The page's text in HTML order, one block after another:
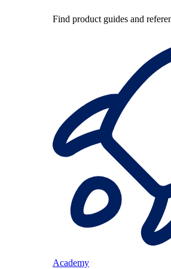
Find product guides and
Academy